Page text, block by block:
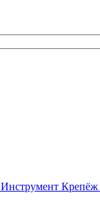
Инструмент Крепёж